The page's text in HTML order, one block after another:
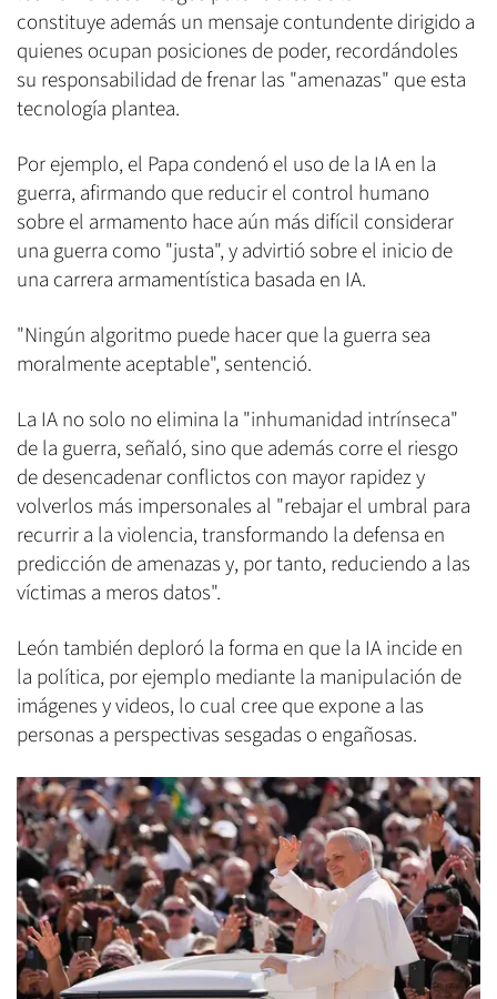
constituye además un mensaje contundente dirigido a
quienes ocupan posiciones de poder, recordándoles
su responsabilidad de frenar las "amenazas" que esta
tecnología plantea.
Por ejemplo, el Papa condenó el uso de la IA en la
guerra, afirmando que reducir el control humano
sobre el armamento hace aún más difícil considerar
una guerra como "justa", y advirtió sobre el inicio de
una carrera armamentística basada en IA.
"Ningún algoritmo puede hacer que la guerra sea
moralmente aceptable", sentenció.
La IA no solo no elimina la "inhumanidad intrínseca"
de la guerra, señaló, sino que además corre el riesgo
de desencadenar conflictos con mayor rapidez y
volverlos más impersonales al "rebajar el umbral para
recurrir a la violencia, transformando la defensa en
predicción de amenazas y, por tanto, reduciendo a las
víctimas a meros datos".
León también deploró la forma en que la IA incide en
la política, por ejemplo mediante la manipulación de
imágenes y videos, lo cual cree que expone a las
personas a perspectivas sesgadas o engañosas.